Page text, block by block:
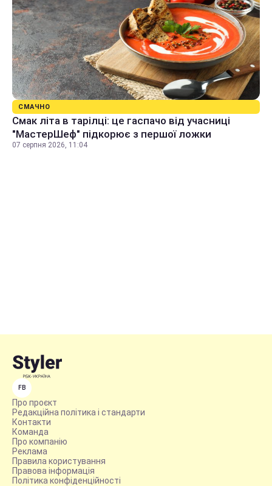
СМАЧНО
Смак літа в тарілці: це гаспачо від учасниці
"МастерШеф" підкорює з першої ложки
07 серпня 2026, 11:04
FB
Про проєкт
Редакційна політика і стандарти
Контакти
Команда
Про компанію
Реклама
Правила користування
Правова інформація
Політика конфіденційності